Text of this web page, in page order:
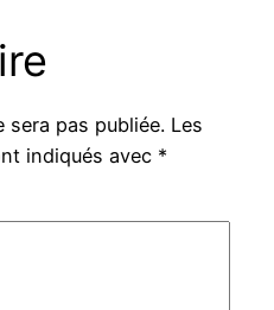
sera pas publiée. Les
indiqués avec *